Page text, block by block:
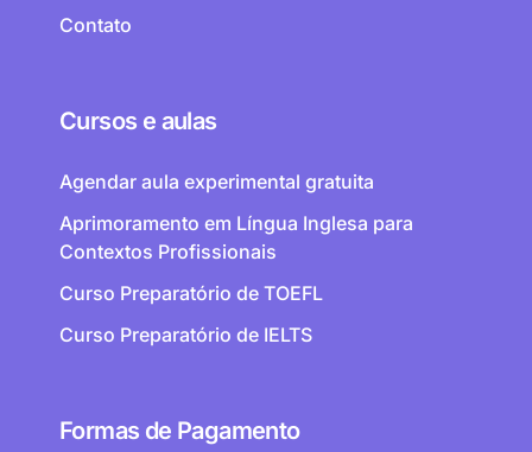
Contato
Cursos e aulas
Agendar aula experimental gratuita
Aprimoramento em Língua Inglesa para
Contextos Profissionais
Curso Preparatório de TOEFL
Curso Preparatório de IELTS
Formas de Pagamento